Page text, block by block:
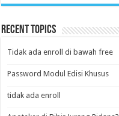
Recent Topics
Tidak ada enroll di bawah free
Password Modul Edisi Khusus
tidak ada enroll